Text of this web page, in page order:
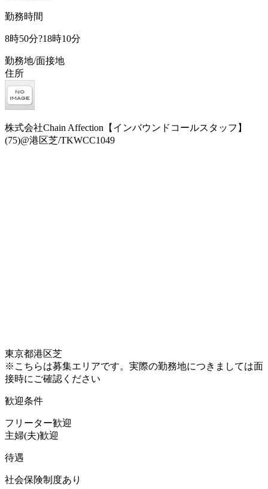
勤務時間
8時50分?18時10分
勤務地/面接地
住所
株式会社Chain Affection【インバウンドコールスタッフ】
(75)@港区芝/TKWCC1049
東京都港区芝
※こちらは募集エリアです。実際の勤務地につきましては面
接時にご確認ください
歓迎条件
フリーター歓迎
主婦(夫)歓迎
待遇
社会保険制度あり